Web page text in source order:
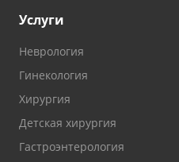
Услуги
Неврология
Гинекология
Хирургия
Детская хирургия
Гастроэнтерология